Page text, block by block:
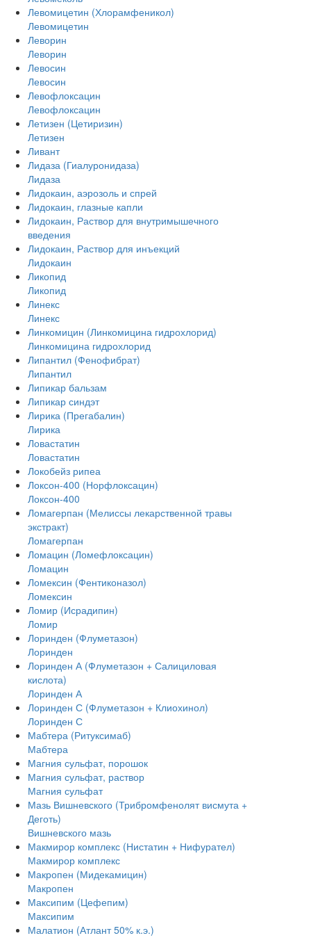
Левомицетин (Хлорамфеникол)
Левомицетин
Леворин
Леворин
Левосин
Левосин
Левофлоксацин
Левофлоксацин
Летизен (Цетиризин)
Летизен
Ливант
Лидаза (Гиалуронидаза)
Лидаза
Лидокаин, аэрозоль и спрей
Лидокаин, глазные капли
Лидокаин, Раствор для внутримышечного
введения
Лидокаин, Раствор для инъекций
Лидокаин
Ликопид
Ликопид
Линекс
Линекс
Линкомицин (Линкомицина гидрохлорид)
Линкомицина гидрохлорид
Липантил (Фенофибрат)
Липантил
Липикар бальзам
Липикар синдэт
Лирика (Прегабалин)
Лирика
Ловастатин
Ловастатин
Локобейз рипеа
Локсон-400 (Норфлоксацин)
Локсон-400
Ломагерпан (Мелиссы лекарственной травы
экстракт)
Ломагерпан
Ломацин (Ломефлоксацин)
Ломацин
Ломексин (Фентиконазол)
Ломексин
Ломир (Исрадипин)
Ломир
Лоринден (Флуметазон)
Лоринден
Лоринден А (Флуметазон + Салициловая
кислота)
Лоринден А
Лоринден С (Флуметазон + Клиохинол)
Лоринден С
Мабтера (Ритуксимаб)
Мабтера
Магния сульфат, порошок
Магния сульфат, раствор
Магния сульфат
Мазь Вишневского (Трибромфенолят висмута +
Деготь)
Вишневского мазь
Макмирор комплекс (Нистатин + Нифурател)
Макмирор комплекс
Макропен (Мидекамицин)
Макропен
Максипим (Цефепим)
Максипим
Малатион (Атлант 50% к.э.)